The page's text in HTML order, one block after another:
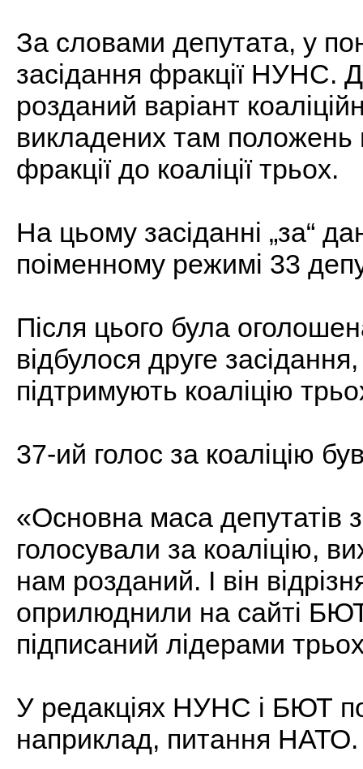
За словами депутата, у
засідання фракції НУНС.
розданий варіант
викладених там положень
фракції до коаліції трьох.
На цьому засіданні „за“
поіменному режимі 33
Після цього була
відбулося друге
підтримують коаліцію
37-ий голос за коаліцію
«Основна маса депутатів з
голосували за коаліцію,
нам розданий. І він
оприлюднили на сайті БЮТ
підписаний лідерами
У редакціях НУНС і БЮТ
наприклад, питання НАТО.